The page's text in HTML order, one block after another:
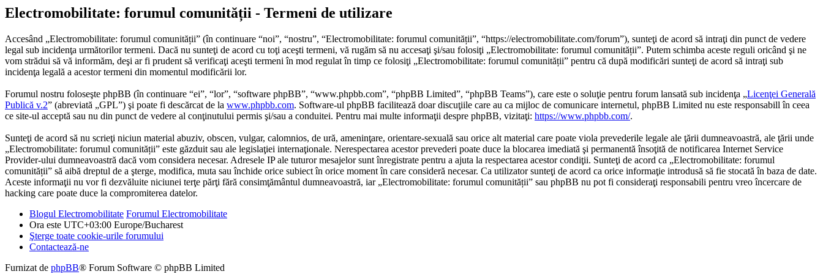
Electromobilitate: forumul comunității - Termeni de utilizare
Accesând „Electromobilitate: forumul comunității” (în continuare “noi”, “nostru”, “Electromobilitate: forumul comunității”, “https://electromobilitate.com/forum”), sunteţi de acord să intraţi din punct de vedere
legal sub incidenţa următorilor termeni. Dacă nu sunteţi de acord cu toţi aceşti termeni, vă rugăm să nu accesaţi şi/sau folosiţi „Electromobilitate: forumul comunității”. Putem schimba aceste reguli oricând şi ne
vom strădui să vă informăm, deşi ar fi prudent să verificaţi aceşti termeni în mod regulat în timp ce folosiţi „Electromobilitate: forumul comunității” pentru că după modificări sunteţi de acord să intraţi sub
incidenţa legală a acestor termeni din momentul modificării lor.
Forumul nostru foloseşte phpBB (în continuare “ei”, “lor”, “software phpBB”, “www.phpbb.com”, “phpBB Limited”, “phpBB Teams”), care este o soluţie pentru forum lansată sub incidenţa „Licenţei Generală
Publică v.2” (abreviată „GPL”) şi poate fi descărcat de la www.phpbb.com. Software-ul phpBB facilitează doar discuţiile care au ca mijloc de comunicare internetul, phpBB Limited nu este responsabill în ceea
ce site-ul acceptă sau nu din punct de vedere al conţinutului permis şi/sau a conduitei. Pentru mai multe informaţii despre phpBB, vizitaţi: https://www.phpbb.com/.
Sunteţi de acord să nu scrieţi niciun material abuziv, obscen, vulgar, calomnios, de ură, ameninţare, orientare-sexuală sau orice alt material care poate viola prevederile legale ale ţării dumneavoastră, ale ţării unde
„Electromobilitate: forumul comunității” este găzduit sau ale legislaţiei internaţionale. Nerespectarea acestor prevederi poate duce la blocarea imediată şi permanentă însoţită de notificarea Internet Service
Provider-ului dumneavoastră dacă vom considera necesar. Adresele IP ale tuturor mesajelor sunt înregistrate pentru a ajuta la respectarea acestor condiţii. Sunteţi de acord ca „Electromobilitate: forumul
comunității” să aibă dreptul de a şterge, modifica, muta sau închide orice subiect în orice moment în care consideră necesar. Ca utilizator sunteţi de acord ca orice informaţie introdusă să fie stocată în baza de date.
Aceste informaţii nu vor fi dezvăluite niciunei terţe părţi fără consimţământul dumneavoastră, iar „Electromobilitate: forumul comunității” sau phpBB nu pot fi consideraţi responsabili pentru vreo încercare de
hacking care poate duce la compromiterea datelor.
Blogul Electromobilitate Forumul Electromobilitate
Ora este UTC+03:00 Europe/Bucharest
Şterge toate cookie-urile forumului
Contactează-ne
Furnizat de phpBB® Forum Software © phpBB Limited